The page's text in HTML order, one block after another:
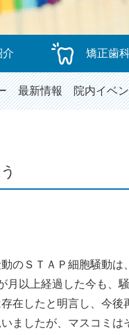
介 矯正歯
最新情報 院内イベ
のＳＴＡＰ細胞騒動は
月以上経過した今も、
在したと明言し、今後
ましたが、マスコミ